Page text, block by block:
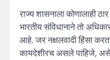
राज्य शासनाला कोणालाही
भारतीय संविधानाने तो
आहे. जर नक्षलवादी हिंसा
कायदेशीरच असले पाहिजे,